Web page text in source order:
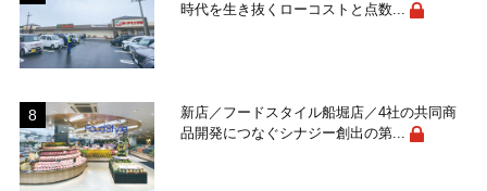
時代を生き抜くローコストと点数...
新店／フードスタイル船堀店／4社の共同商
品開発につなぐシナジー創出の第...